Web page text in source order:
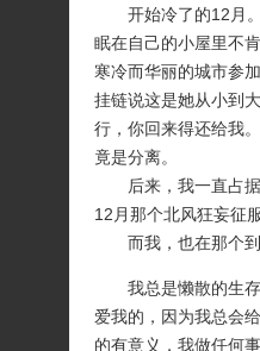
开始冷了的12月。
眠在自己的小屋里不
寒冷而华丽的城市参
挂链说这是她从小到
行，你回来得还给我
竟是分离。
后来，我一直占据
12月那个北风狂妄征
而我，也在那个到
我总是懒散的生存
爱我的，因为我总会
的有意义，我做任何